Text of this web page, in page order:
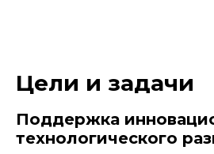
Цели и задачи
Поддержка
технологического
порядок получения для организаций,
обладающих статусом МТК